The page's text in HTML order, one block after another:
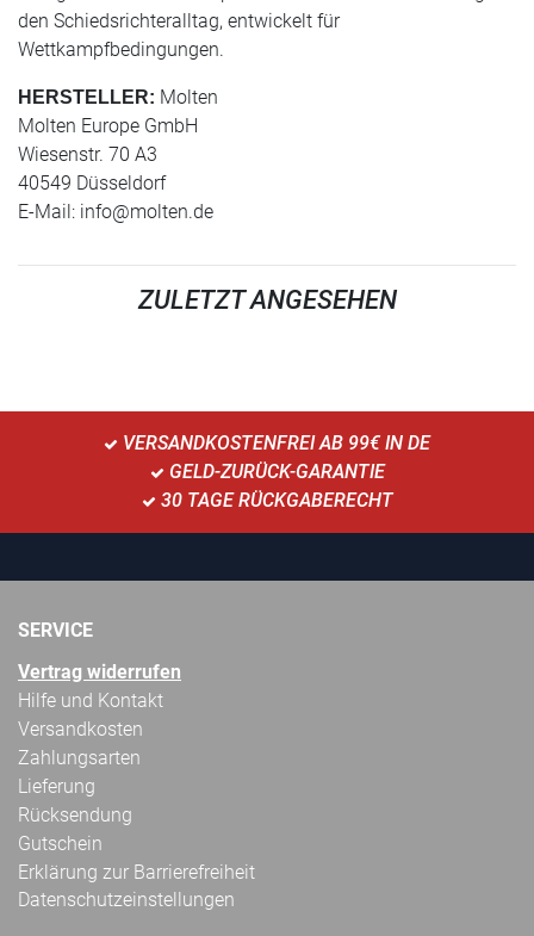
den Schiedsrichteralltag, entwickelt für
Wettkampfbedingungen.
HERSTELLER: Molten
Molten Europe GmbH
Wiesenstr. 70 A3
40549 Düsseldorf
E-Mail: info@molten.de
ZULETZT ANGESEHEN
VERSANDKOSTENFREI AB 99€ IN DE
GELD-ZURÜCK-GARANTIE
30 TAGE RÜCKGABERECHT
SERVICE
Vertrag widerrufen
Hilfe und Kontakt
Versandkosten
Zahlungsarten
Lieferung
Rücksendung
Gutschein
Erklärung zur Barrierefreiheit
Datenschutzeinstellungen